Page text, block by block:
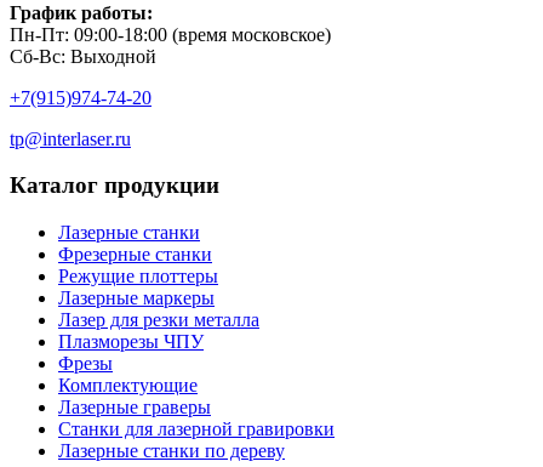
График работы:
Пн-Пт: 09:00-18:00 (время московское)
Сб-Вс: Выходной
+7(915)974-74-20
tp@interlaser.ru
Каталог продукции
Лазерные станки
Фрезерные станки
Режущие плоттеры
Лазерные маркеры
Лазер для резки металла
Плазморезы ЧПУ
Фрезы
Комплектующие
Лазерные граверы
Станки для лазерной гравировки
Лазерные станки по дереву